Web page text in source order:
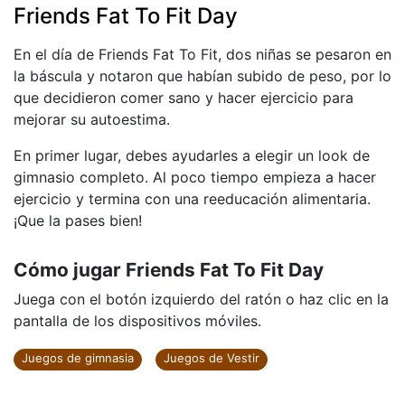
Friends Fat To Fit Day
En el día de Friends Fat To Fit, dos niñas se pesaron en
la báscula y notaron que habían subido de peso, por lo
que decidieron comer sano y hacer ejercicio para
mejorar su autoestima.
En primer lugar, debes ayudarles a elegir un look de
gimnasio completo. Al poco tiempo empieza a hacer
ejercicio y termina con una reeducación alimentaria.
¡Que la pases bien!
Cómo jugar Friends Fat To Fit Day
Juega con el botón izquierdo del ratón o haz clic en la
pantalla de los dispositivos móviles.
Juegos de gimnasia Juegos de Vestir